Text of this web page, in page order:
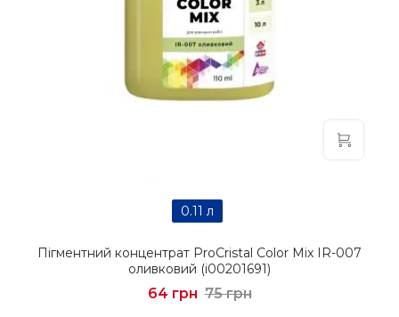
0.11 л
Пігментний концентрат ProCristal Color Mix IR-007
оливковий (i00201691)
64 грн 75 грн